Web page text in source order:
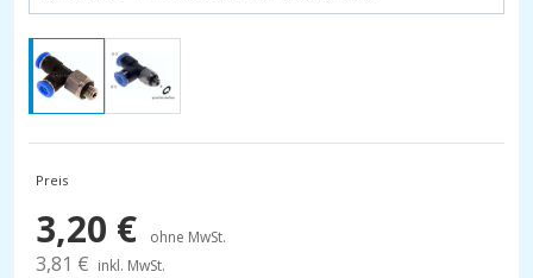
Preis
3,20 € ohne MwSt.
3,81 € inkl. MwSt.